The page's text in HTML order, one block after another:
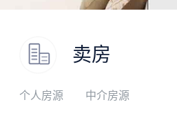
卖房
个人房源 中介房源